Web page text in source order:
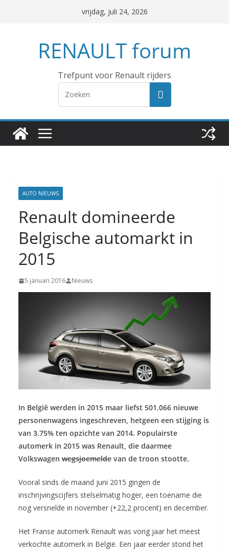
vrijdag, juli 24, 2026
RENAULT forum
Trefpunt voor Renault rijders
AUTO NIEUWS
Renault domineerde
Belgische automarkt in
2015
5 januari 2016 Nieuws
In België werden in 2015 maar liefst 501.066 nieuwe
personenwagens ingeschreven, hetgeen een stijging is
van 3.75% ten opzichte van 2014. Populairste
automerk in 2015 was Renault, die daarmee
Volkswagen wegsjoemelde van de troon stootte.
Vooral sinds de maand juni 2015 gingen de
inschrijvingscijfers stelselmatig hoger, een toename die
nog versnelde in november (+22,2 procent) en december.
Het Franse automerk Renault was vorig jaar het meest
verkochte automerk in België. Een jaar eerder stond het